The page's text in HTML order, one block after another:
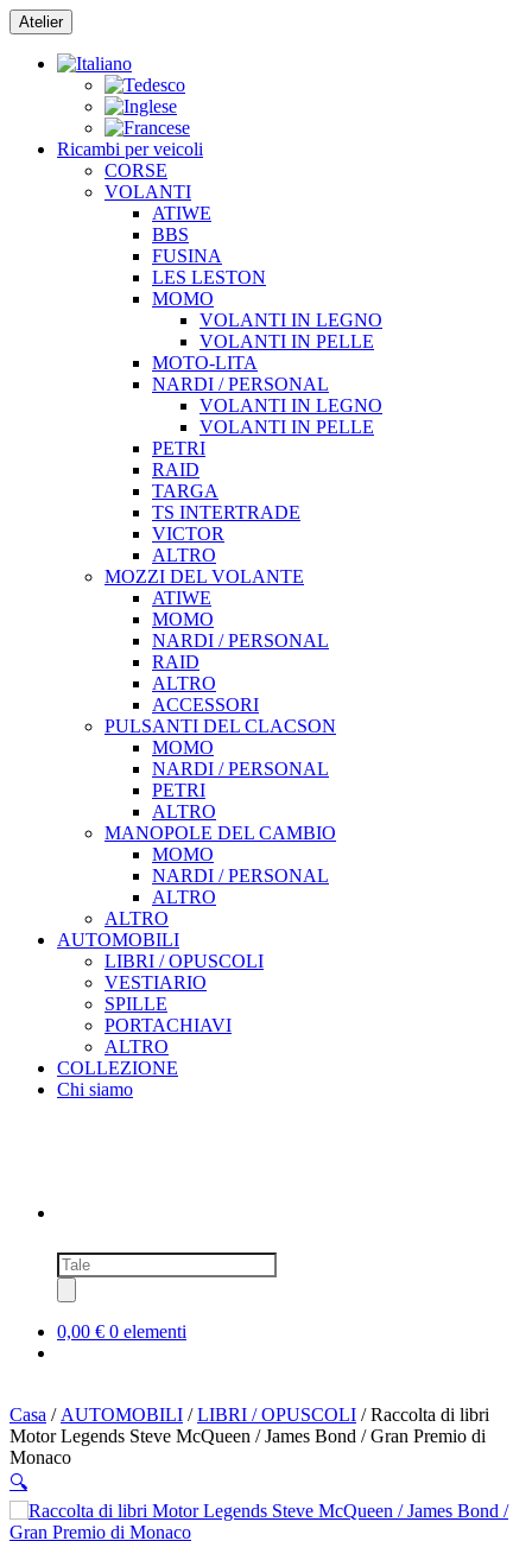
Vai
al
contenuto
Atelier
Ricambi per veicoli
CORSE
VOLANTI
ATIWE
BBS
FUSINA
LES LESTON
MOMO
VOLANTI IN LEGNO
VOLANTI IN PELLE
MOTO-LITA
NARDI / PERSONAL
VOLANTI IN LEGNO
VOLANTI IN PELLE
PETRI
RAID
TARGA
TS INTERTRADE
VICTOR
ALTRO
MOZZI DEL VOLANTE
ATIWE
MOMO
NARDI / PERSONAL
RAID
ALTRO
ACCESSORI
PULSANTI DEL CLACSON
MOMO
NARDI / PERSONAL
PETRI
ALTRO
MANOPOLE DEL CAMBIO
MOMO
NARDI / PERSONAL
ALTRO
ALTRO
AUTOMOBILI
LIBRI / OPUSCOLI
VESTIARIO
SPILLE
PORTACHIAVI
ALTRO
COLLEZIONE
Chi siamo
Ricerca
prodotti
0,00 € 0 elementi
Casa / AUTOMOBILI /LIBRI / OPUSCOLI / Raccolta di libri
Motor Legends Steve McQueen / James Bond / Gran Premio di
Monaco
🔍